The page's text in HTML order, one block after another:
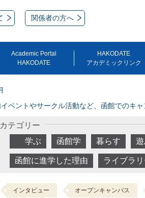
関係者の方へ
Academic Portal
HAKODATE
HAKODATE
アカデミックリンク
ベントやサークル活動など、函館でのキ
カテゴリー
学ぶ
函館学 暮らす
函館に進学した理由 ライブラ
インタビュー オープンキャンパス